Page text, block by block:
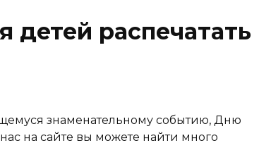
детей распечатать
знаменательному событию, Дню
на сайте вы можете найти много